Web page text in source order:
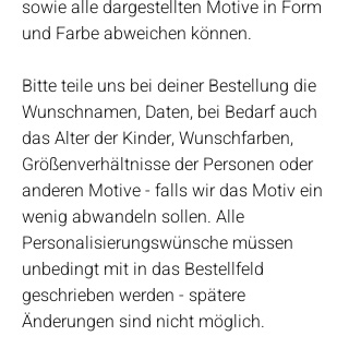
sowie alle dargestellten Motive in Form
und Farbe abweichen können.
Bitte teile uns bei deiner Bestellung die
Wunschnamen, Daten, bei Bedarf auch
das Alter der Kinder, Wunschfarben,
Größenverhältnisse der Personen oder
anderen Motive - falls wir das Motiv ein
wenig abwandeln sollen. Alle
Personalisierungswünsche müssen
unbedingt mit in das Bestellfeld
geschrieben werden - spätere
Änderungen sind nicht möglich.